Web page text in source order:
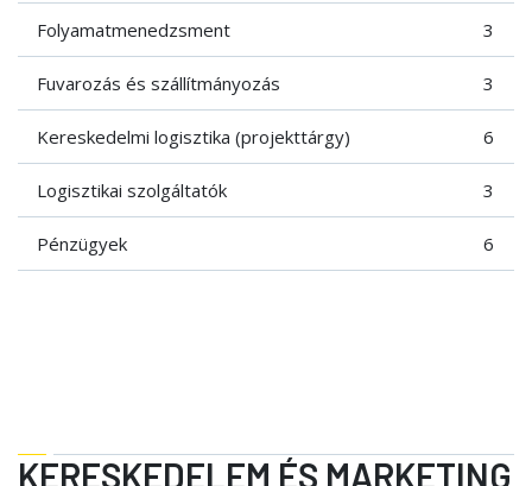
Folyamatmenedzsment 3
Fuvarozás és szállítmányozás 3
Kereskedelmi logisztika (projekttárgy) 6
Logisztikai szolgáltatók 3
Pénzügyek 6
KERESKEDELEM ÉS MARKETING